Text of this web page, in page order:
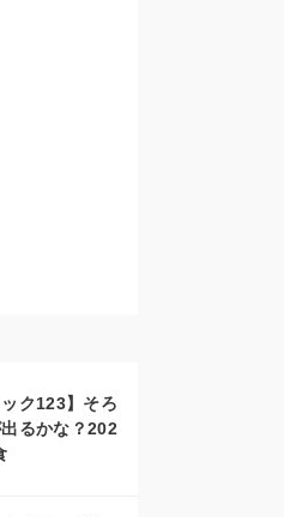
ック123】そろ
るかな？202